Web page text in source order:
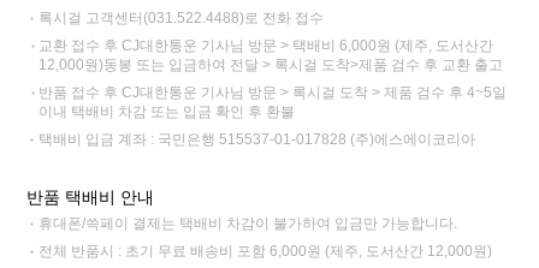
록시걸 고객센터(031.522.4488)로 전화 접수
교환 접수 후 CJ대한통운 기사님 방문 > 택배비 6,000원 (제주, 도서산간
12,000원)동봉 또는 입금하여 전달 > 록시걸 도착>제품 검수 후 교환 출고
반품 접수 후 CJ대한통운 기사님 방문 > 록시걸 도착 > 제품 검수 후 4~5일
이내 택배비 차감 또는 입금 확인 후 환불
택배비 입금 계좌 : 국민은행 515537-01-017828 (주)에스에이코리아
반품 택배비 안내
휴대폰/쓱페이 결제는 택배비 차감이 불가하여 입금만 가능합니다.
전체 반품시 : 초기 무료 배송비 포함 6,000원 (제주, 도서산간 12,000원)